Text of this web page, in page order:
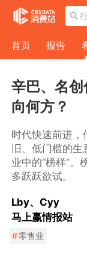
首页 报告
辛巴、名
向何方？
时代快速前进，
旧、低门槛的
业中的“榜样”。
多跃跃欲试。
Lby、Cyy
马上赢情报站
#零售业